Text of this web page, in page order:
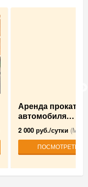
Аренда прокат
автомобиля…
2 000 руб./сутки
ПОСМОТРЕТЬ